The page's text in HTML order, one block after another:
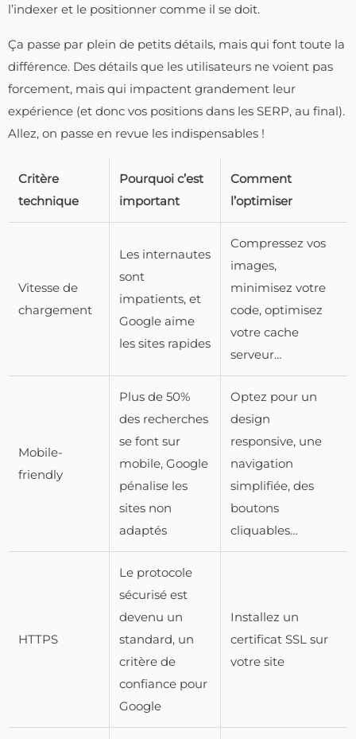
l’indexer et le positionner comme il se doit.
Ça passe par plein de petits détails, mais qui font toute la
différence. Des détails que les utilisateurs ne voient pas
forcement, mais qui impactent grandement leur
expérience (et donc vos positions dans les SERP, au final).
Allez, on passe en revue les indispensables !
Critère
technique
Pourquoi c’est
important
Comment
l’optimiser
Vitesse de
chargement
Les internautes
sont
impatients, et
Google aime
les sites rapides
Compressez vos
images,
minimisez votre
code, optimisez
votre cache
serveur…
Mobile-
friendly
Plus de 50%
des recherches
se font sur
mobile, Google
pénalise les
sites non
adaptés
Optez pour un
design
responsive, une
navigation
simplifiée, des
boutons
cliquables…
HTTPS
Le protocole
sécurisé est
devenu un
standard, un
critère de
confiance pour
Google
Installez un
certificat SSL sur
votre site